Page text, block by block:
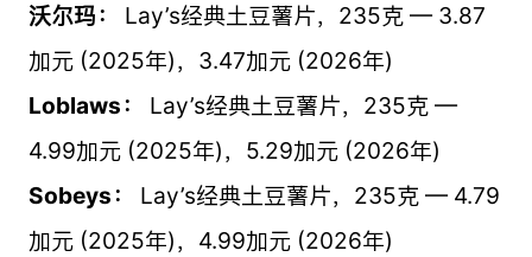
沃尔玛：
Lay’s经典土豆薯片，235克 — 3.87
加元 (2025年)，3.47加元 (2026年)
Loblaws：
Lay’s经典土豆薯片，235克 —
4.99加元 (2025年)，5.29加元 (2026年)
Sobeys：
Lay’s经典土豆薯片，235克 — 4.79
加元 (2025年)，4.99加元 (2026年)